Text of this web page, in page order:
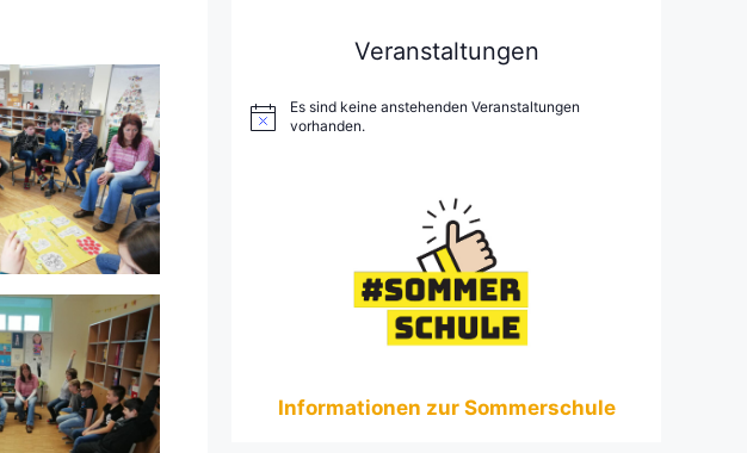
Veranstaltungen
Es sind keine anstehenden Veranstaltungen
vorhanden.
Informationen zur Sommerschule